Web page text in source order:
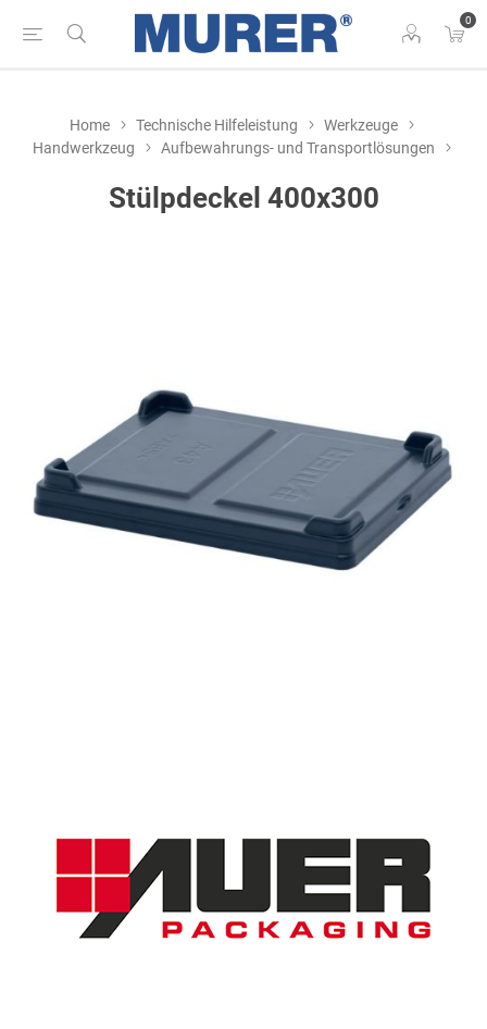
0
Home Technische Hilfeleistung
Werkzeuge
Handwerkzeug
Aufbewahrungs- und Transportlösungen
Stülpdeckel 400x300